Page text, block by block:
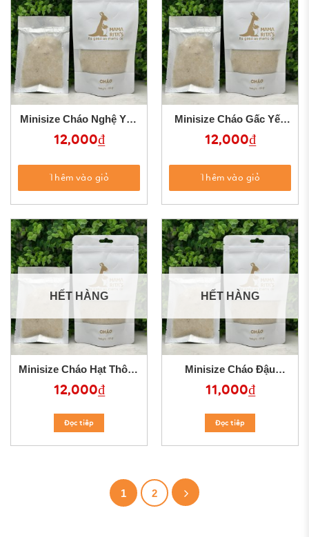
Minisize Cháo Nghệ Yến
Mạch
12,000₫
Thêm vào giỏ
Minisize Cháo Gấc Yến
Mạch
12,000₫
Thêm vào giỏ
HẾT HÀNG
Minisize Cháo Hạt Thông
Hạt Bí Xanh
12,000₫
Đọc tiêp
HẾT HÀNG
Minisize Cháo Đậu
Phộng Mè Đen
11,000₫
Đọc tiêp
1 2